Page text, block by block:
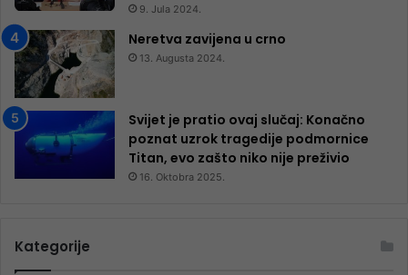
9. Jula 2024.
Neretva zavijena u crno
13. Augusta 2024.
Svijet je pratio ovaj slučaj: Konačno
poznat uzrok tragedije podmornice
Titan, evo zašto niko nije preživio
16. Oktobra 2025.
Kategorije